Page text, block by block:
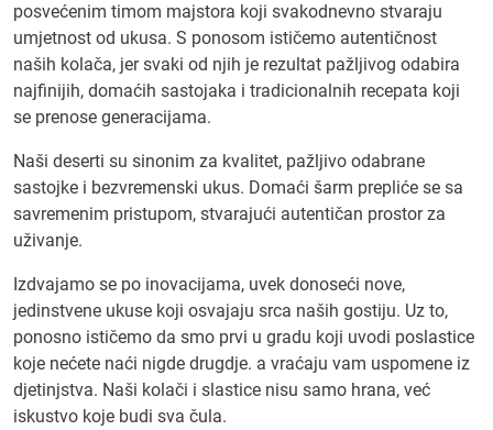
posvećenim timom majstora koji svakodnevno stvaraju
umjetnost od ukusa. S ponosom ističemo autentičnost
naših kolača, jer svaki od njih je rezultat pažljivog odabira
najfinijih, domaćih sastojaka i tradicionalnih recepata koji
se prenose generacijama.
Naši deserti su sinonim za kvalitet, pažljivo odabrane
sastojke i bezvremenski ukus. Domaći šarm prepliće se sa
savremenim pristupom, stvarajući autentičan prostor za
uživanje.
Izdvajamo se po inovacijama, uvek donoseći nove,
jedinstvene ukuse koji osvajaju srca naših gostiju. Uz to,
ponosno ističemo da smo prvi u gradu koji uvodi poslastice
koje nećete naći nigde drugdje. a vraćaju vam uspomene iz
djetinjstva. Naši kolači i slastice nisu samo hrana, već
iskustvo koje budi sva čula.